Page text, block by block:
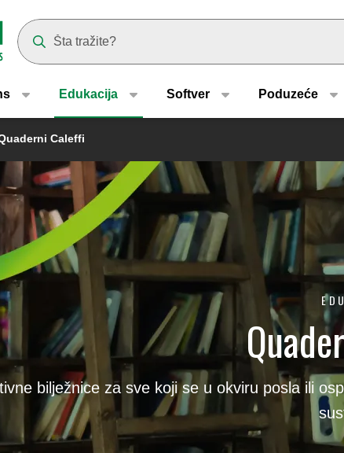
navigation
Edukacija Softver Poduzeće
Caleffi
bilježnice za sve koji se u okviru posla ili